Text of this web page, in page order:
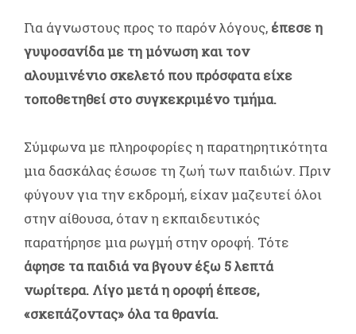
Για άγνωστους προς το παρόν λόγους, έπεσε η
γυψοσανίδα με τη μόνωση και τον
αλουμινένιο σκελετό που πρόσφατα είχε
τοποθετηθεί στο συγκεκριμένο τμήμα.
Σύμφωνα με πληροφορίες η παρατηρητικότητα
μια δασκάλας έσωσε τη ζωή των παιδιών. Πριν
φύγουν για την εκδρομή, είχαν μαζευτεί όλοι
στην αίθουσα, όταν η εκπαιδευτικός
παρατήρησε μια ρωγμή στην οροφή. Τότε
άφησε τα παιδιά να βγουν έξω 5 λεπτά
νωρίτερα. Λίγο μετά η οροφή έπεσε,
«σκεπάζοντας» όλα τα θρανία.